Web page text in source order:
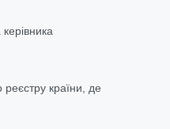
реєстру країни, де